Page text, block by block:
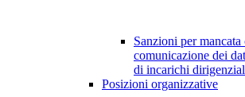
Sanzioni per
comunicazione dei
di incarichi
Posizioni organizzative